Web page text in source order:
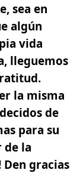
sea en
algún
vida
lleguemos
la misma
de
para su
de la
Den gracias